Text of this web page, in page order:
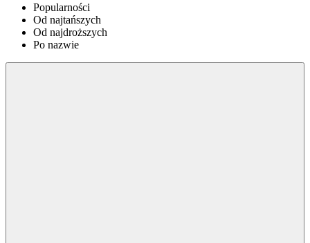
Popularności
Od najtańszych
Od najdroższych
Po nazwie